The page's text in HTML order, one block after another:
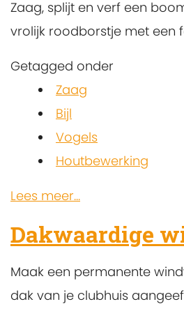
Zaag, splijt en verf een
vrolijk roodborstje met een
Getagged onder
Zaag
Bijl
Vogels
Houtbewerking
Lees meer...
Dakwaardige
Maak een permanente
dak van je clubhuis